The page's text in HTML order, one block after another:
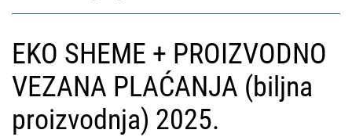
EKO SHEME + PROIZVODNO
VEZANA PLAĆANJA (biljna
proizvodnja) 2025.